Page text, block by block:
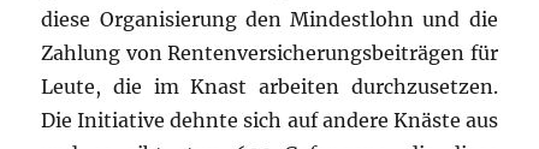
diese Organisierung den Mindestlohn und die
Zahlung von Rentenversicherungsbeiträgen für
Leute, die im Knast arbeiten durchzusetzen.
Die Initiative dehnte sich auf andere Knäste aus